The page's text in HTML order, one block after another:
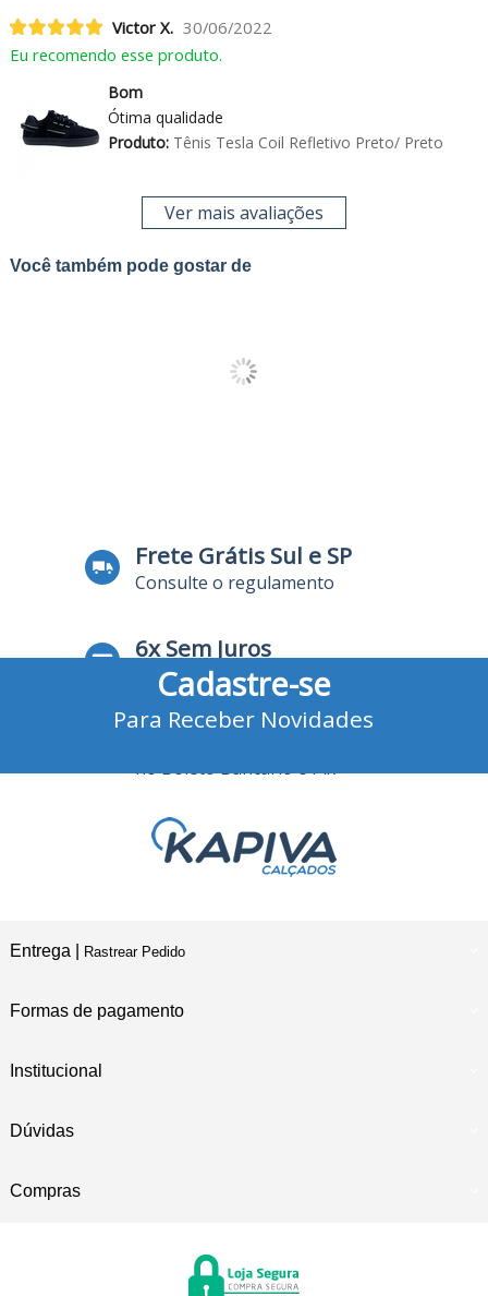
Victor X. 30/06/2022
Eu recomendo esse produto.
Bom
Ótima qualidade
Produto:Tênis Tesla Coil Refletivo Preto/ Preto
Ver mais avaliações
Você também pode gostar de
Frete Grátis Sul e SP
Consulte o regulamento
6x Sem Juros
no Cartão de Crédito
no Boleto Bancário e Pix
Cadastre-se
Para Receber Novidades
Entrega | Rastrear Pedido
Formas de pagamento
Institucional
Dúvidas
Compras